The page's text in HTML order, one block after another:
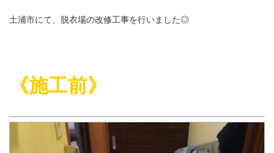
土浦市にて、脱衣場の改修工事を行いました◎
《施工前》